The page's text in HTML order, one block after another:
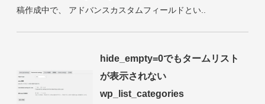
稿作成中で、 アドバンスカスタムフィールドとい..
hide_empty=0でもタームリスト
が表示されない
wp_list_categories